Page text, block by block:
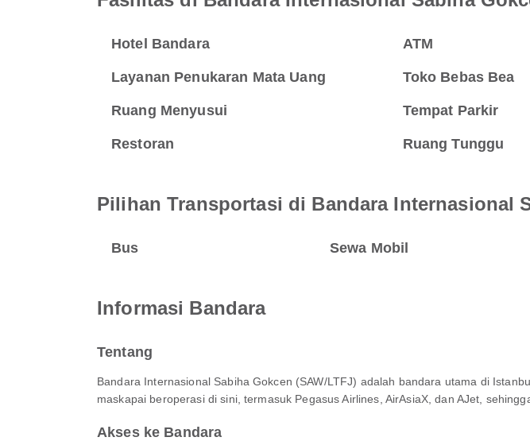
Hotel Bandara ATM
Layanan Penukaran Mata Uang Toko Bebas Bea
Ruang Menyusui Tempat Parkir
Restoran Ruang Tunggu
Pilihan Transportasi di Bandara Internasional
Bus Sewa Mobil
Informasi Bandara
Tentang
Bandara Internasional Sabiha Gokcen (SAW/LTFJ) adalah bandara utama di
maskapai beroperasi di sini, termasuk Pegasus Airlines, AirAsiaX, dan AJet,
Akses ke Bandara